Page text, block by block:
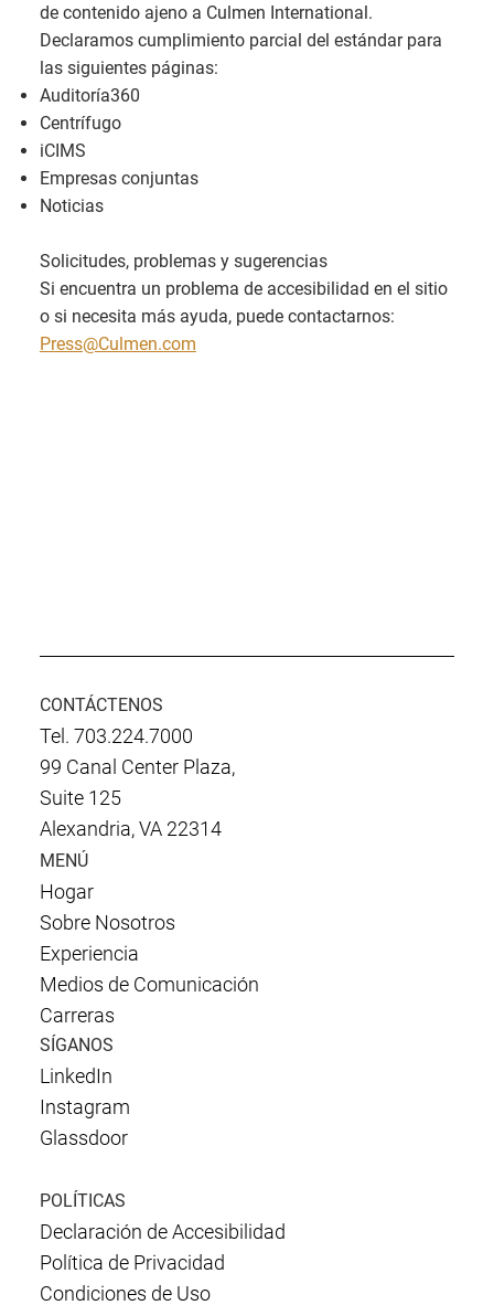
de contenido ajeno a Culmen International.
Declaramos cumplimiento parcial del estándar para
las siguientes páginas:
Auditoría360
Centrífugo
iCIMS
Empresas conjuntas
Noticias
Solicitudes, problemas y sugerencias
Si encuentra un problema de accesibilidad en el sitio
o si necesita más ayuda, puede contactarnos:
Press@Culmen.com
CONTÁCTENOS
Tel. 703.224.7000
99 Canal Center Plaza,
Suite 125
Alexandria, VA 22314
MENÚ
Hogar
Sobre Nosotros
Experiencia
Medios de Comunicación
Carreras
SÍGANOS
LinkedIn
Instagram
Glassdoor
POLÍTICAS
Declaración de Accesibilidad
Política de Privacidad
Condiciones de Uso